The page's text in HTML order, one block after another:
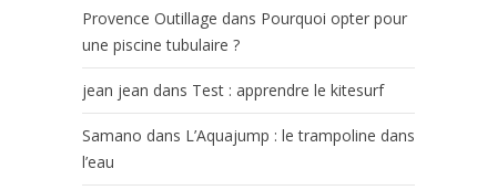
Provence Outillage dans Pourquoi opter pour
une piscine tubulaire ?
jean jean dans Test : apprendre le kitesurf
Samano dans L’Aquajump : le trampoline dans
l’eau